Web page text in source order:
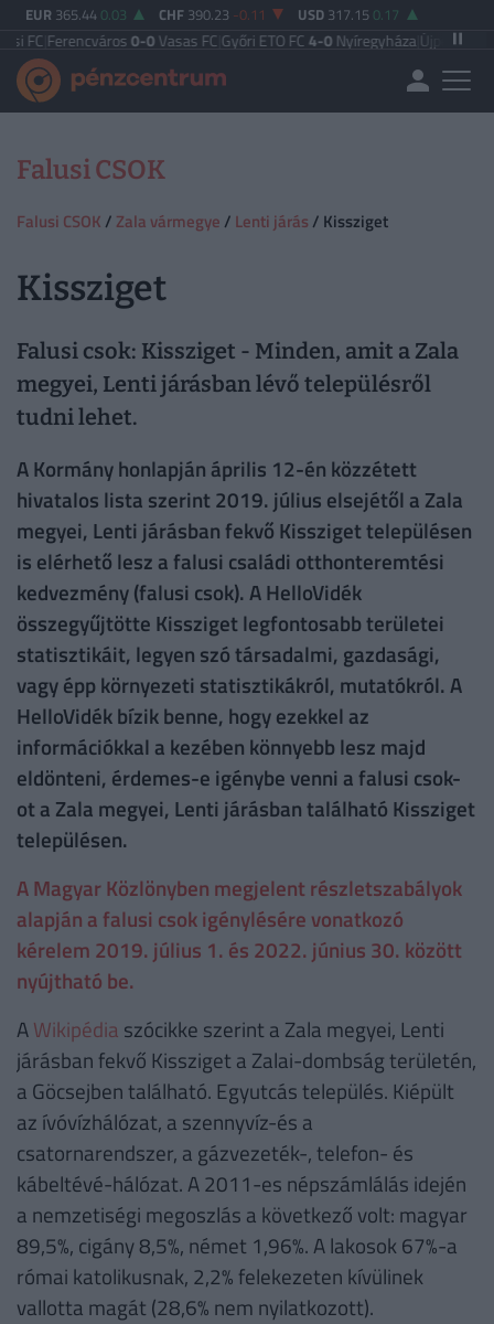
EUR 365.44 0.03 CHF 390.23 -0.11 USD 317.15 0.17
Ferencváros0-0Vasas FC|Győri ETO FC4-0Nyíregyháza|Újpest FC 4-2
Falusi CSOK
Falusi CSOK / Zala vármegye / Lenti járás / Kissziget
Kissziget
Falusi csok: Kissziget - Minden, amit a Zala
megyei, Lenti járásban lévő településről
tudni lehet.
A Kormány honlapján április 12-én közzétett
hivatalos lista szerint 2019. július elsejétől a Zala
megyei, Lenti járásban fekvő Kissziget településen
is elérhető lesz a falusi családi otthonteremtési
kedvezmény (falusi csok). A HelloVidék
összegyűjtötte Kissziget legfontosabb területei
statisztikáit, legyen szó társadalmi, gazdasági,
vagy épp környezeti statisztikákról, mutatókról. A
HelloVidék bízik benne, hogy ezekkel az
információkkal a kezében könnyebb lesz majd
eldönteni, érdemes-e igénybe venni a falusi csok-
ot a Zala megyei, Lenti járásban található Kissziget
településen.
A Magyar Közlönyben megjelent részletszabályok
alapján a falusi csok igénylésére vonatkozó
kérelem 2019. július 1. és 2022. június 30. között
nyújtható be.
AWikipédia szócikke szerint a Zala megyei, Lenti
járásban fekvő Kissziget a Zalai-dombság területén,
a Göcsejben található. Egyutcás település. Kiépült
az ívóvízhálózat, a szennyvíz-és a
csatornarendszer, a gázvezeték-, telefon- és
kábeltévé-hálózat. A 2011-es népszámlálás idején
a nemzetiségi megoszlás a következő volt: magyar
89,5%, cigány 8,5%, német 1,96%. A lakosok 67%-a
római katolikusnak, 2,2% felekezeten kívülinek
vallotta magát (28,6% nem nyilatkozott).